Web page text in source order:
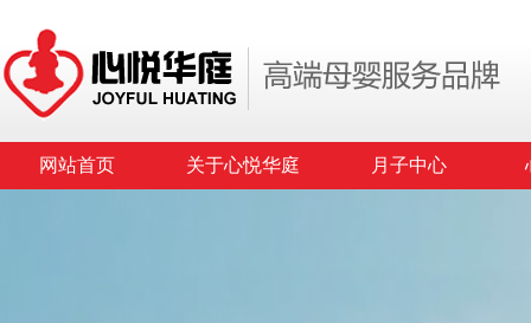
网站首页 关于心悦华庭 月子中心